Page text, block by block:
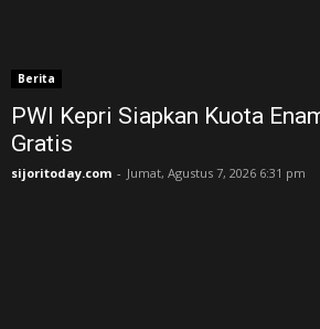
Berita
PWI Kepri Siapkan Kuota
Gratis
sijoritoday.com - Jumat, Agustus 7, 2026 6:31 pm